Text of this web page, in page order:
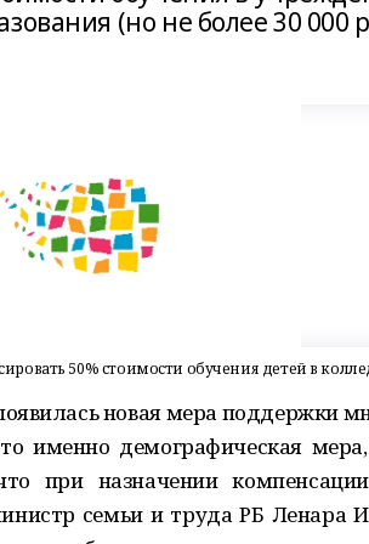
(но не более 30 000
50% стоимости обучения детей в
новая мера поддержки
именно демографическая
при назначении
семьи и труда РБ Ленара